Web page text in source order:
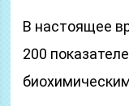
В настоящее
200